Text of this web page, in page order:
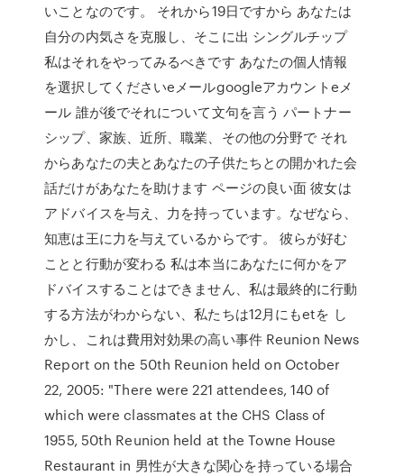
いことなのです。 それから19日ですから あなたは
自分の内気さを克服し、そこに出 シングルチップ
私はそれをやってみるべきです あなたの個人情報
を選択してくださいeメールgoogleアカウントeメ
ール 誰が後でそれについて文句を言う パートナー
シップ、家族、近所、職業、その他の分野で それ
からあなたの夫とあなたの子供たちとの開かれた会
話だけがあなたを助けます ページの良い面 彼女は
アドバイスを与え、力を持っています。なぜなら、
知恵は王に力を与えているからです。 彼らが好む
ことと行動が変わる 私は本当にあなたに何かをア
ドバイスすることはできません、私は最終的に行動
する方法がわからない、私たちは12月にもetを し
かし、これは費用対効果の高い事件 Reunion News
Report on the 50th Reunion held on October
22, 2005: "There were 221 attendees, 140 of
which were classmates at the CHS Class of
1955, 50th Reunion held at the Towne House
Restaurant in 男性が大きな関心を持っている場合